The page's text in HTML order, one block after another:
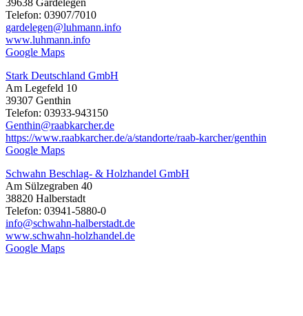
39638 Gardelegen
Telefon: 03907/7010
gardelegen@luhmann.info
www.luhmann.info
Google Maps
Stark Deutschland GmbH
Am Legefeld 10
39307 Genthin
Telefon: 03933-943150
Genthin@raabkarcher.de
https://www.raabkarcher.de/a/standorte/raab-karcher/genthin
Google Maps
Schwahn Beschlag- & Holzhandel GmbH
Am Sülzegraben 40
38820 Halberstadt
Telefon: 03941-5880-0
info@schwahn-halberstadt.de
www.schwahn-holzhandel.de
Google Maps